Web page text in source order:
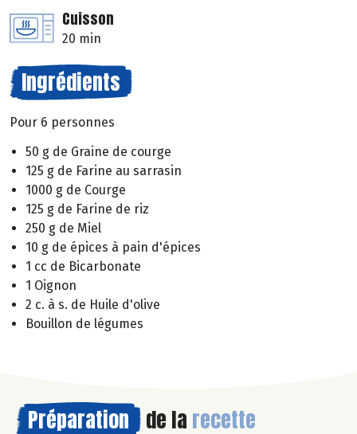
Cuisson
20 min
Ingrédients
Pour 6 personnes
50 g de Graine de courge
125 g de Farine au sarrasin
1000 g de Courge
125 g de Farine de riz
250 g de Miel
10 g de épices à pain d'épices
1 cc de Bicarbonate
1 Oignon
2 c. à s. de Huile d'olive
Bouillon de légumes
Préparation de la recette